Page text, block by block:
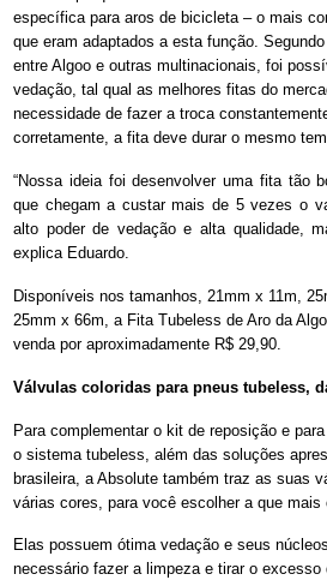
específica para aros de bicicleta – o mais
que eram adaptados a esta função.
entre Algoo e outras multinacionais, foi
vedação, tal qual as melhores fitas do
necessidade de fazer a troca
corretamente, a fita deve durar o mesmo
“Nossa ideia foi desenvolver uma fita tão
que chegam a custar mais de 5 vezes o
alto poder de vedação e alta qualidade,
explica Eduardo.
Disponíveis nos tamanhos, 21mm x 11m,
25mm x 66m, a Fita Tubeless de Aro da
venda por aproximadamente R$ 29,90.
Válvulas coloridas para pneus tubeless,
Para complementar o kit de reposição e
o sistema tubeless, além das soluções
brasileira, a Absolute também traz as suas
várias cores, para você escolher a que mais
Elas possuem ótima vedação e seus
necessário fazer a limpeza e tirar o